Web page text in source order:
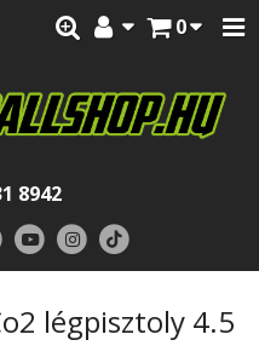
0
8942
légpisztoly 4.5